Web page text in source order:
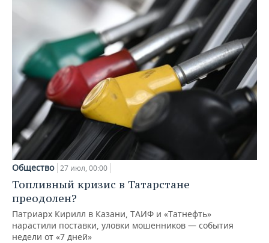
Общество 27 июл, 00:00
Топливный кризис в Татарстане
преодолен?
Патриарх Кирилл в Казани, ТАИФ и «Татнефть»
нарастили поставки, уловки мошенников — события
недели от «7 дней»